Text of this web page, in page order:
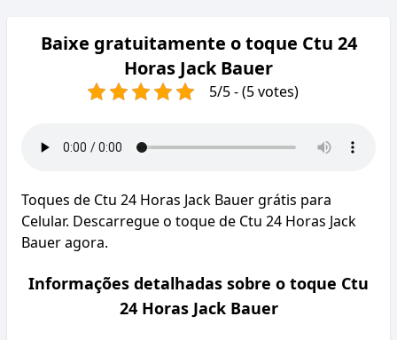
Baixe gratuitamente o toque Ctu 24
Horas Jack Bauer
5/5 - (5 votes)
Toques de Ctu 24 Horas Jack Bauer grátis para
Celular. Descarregue o toque de Ctu 24 Horas Jack
Bauer agora.
Informações detalhadas sobre o toque Ctu
24 Horas Jack Bauer